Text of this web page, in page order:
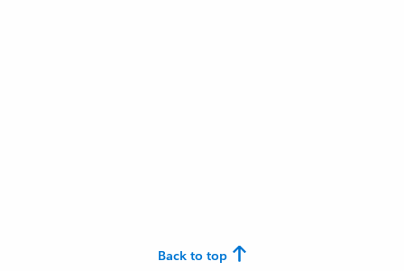
Back to top